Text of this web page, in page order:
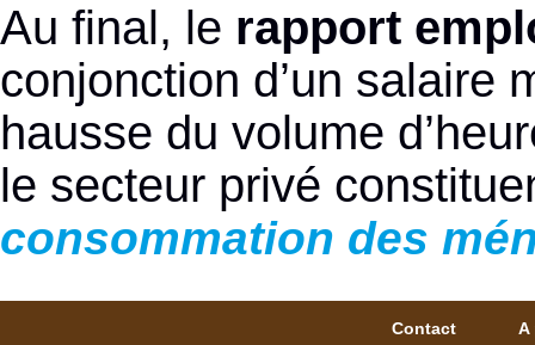
Au final, le rapport
conjonction d’un salaire
hausse du volume
le secteur privé
consommation des
Contact A